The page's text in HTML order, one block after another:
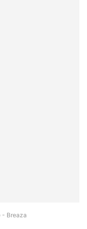
- Breaza